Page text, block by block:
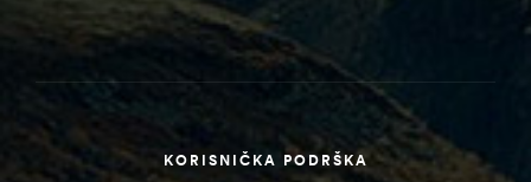
KORISNIČKA PODRŠKA